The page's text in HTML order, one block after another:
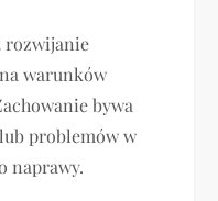
rozwijanie
warunków
bywa
problemów w
naprawy.